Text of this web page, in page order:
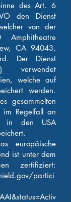
des Art. 6
den Dienst
von der
CA 94043,
Der Dienst
verwendet
welche auf
werden.
gesammelten
im Regelfall an
in den USA
europäische
ist unter dem
zertifiziert:
partici